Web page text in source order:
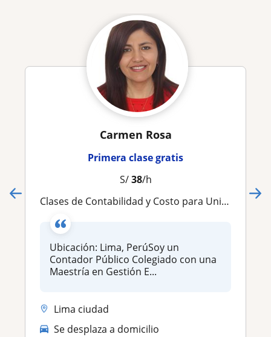
Carmen Rosa
Primera clase gratis
S/38/h
Clases de Contabilidad y Costo para Universitarios, no Contadores y Alumnos de instituto.Full Practicas
Ubicación: Lima, PerúSoy un
Contador Público Colegiado con una
Maestría en Gestión E...
Lima ciudad
Se desplaza a domicilio